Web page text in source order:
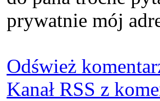
prywatnie mój
Odśwież
Kanał RSS z